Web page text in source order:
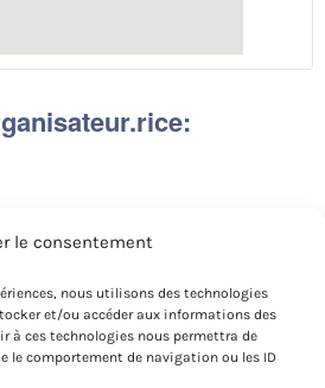
le consentement
nous utilisons des technologies
et/ou accéder aux informations des
à ces technologies nous permettra de
le comportement de navigation ou les ID
Notre article de recommandation
est artiste-peintre et
pluridisciplinaire de
peinture certifiée (formatrice